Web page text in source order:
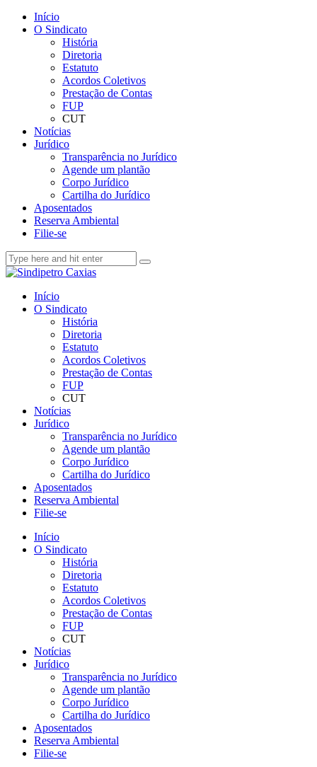
Início
O Sindicato
História
Diretoria
Estatuto
Acordos Coletivos
Prestação de Contas
FUP
CUT
Notícias
Jurídico
Transparência no Jurídico
Agende um plantão
Corpo Jurídico
Cartilha do Jurídico
Aposentados
Reserva Ambiental
Filie-se
Início
O Sindicato
História
Diretoria
Estatuto
Acordos Coletivos
Prestação de Contas
FUP
CUT
Notícias
Jurídico
Transparência no Jurídico
Agende um plantão
Corpo Jurídico
Cartilha do Jurídico
Aposentados
Reserva Ambiental
Filie-se
Início
O Sindicato
História
Diretoria
Estatuto
Acordos Coletivos
Prestação de Contas
FUP
CUT
Notícias
Jurídico
Transparência no Jurídico
Agende um plantão
Corpo Jurídico
Cartilha do Jurídico
Aposentados
Reserva Ambiental
Filie-se